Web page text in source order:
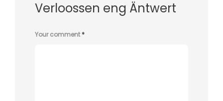
Verloossen eng Äntwert
Your comment*